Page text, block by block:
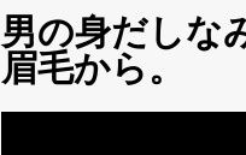
男の身だしな
眉毛から。